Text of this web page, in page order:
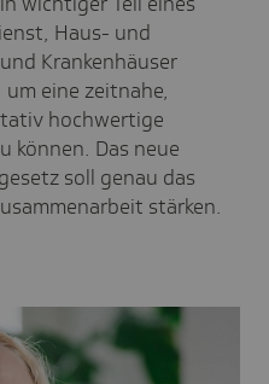
Haus- und
Krankenhäuser
eine zeitnahe,
hochwertige
können. Das neue
soll genau das
stärken.